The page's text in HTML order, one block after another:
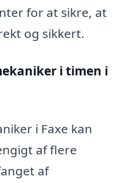
for at sikre, at
og sikkert.
i timen i
i Faxe kan
af flere
af